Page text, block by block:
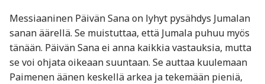
Messiaaninen Päivän Sana on lyhyt pysähdys Jumalan
sanan äärellä. Se muistuttaa, että Jumala puhuu myös
tänään. Päivän Sana ei anna kaikkia vastauksia, mutta
se voi ohjata oikeaan suuntaan. Se auttaa kuulemaan
Paimenen äänen keskellä arkea ja tekemään pieniä,